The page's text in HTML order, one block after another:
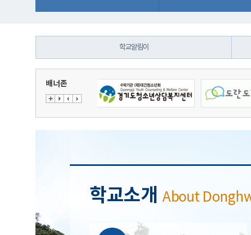
학교알림이
배너존
학교소개 About